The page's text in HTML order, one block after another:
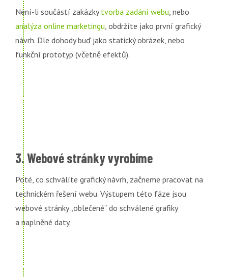
Není-li součástí zakázkytvorba zadání webu, nebo
analýza online marketingu, obdržíte jako první grafický
návrh. Dle dohody buď jako statický obrázek, nebo
funkční prototyp (včetně efektů).
3. Webové stránky vyrobíme
Poté, co schválíte grafický návrh, začneme pracovat na
technickém řešení webu. Výstupem této fáze jsou
webové stránky „oblečené“ do schválené grafiky
a naplněné daty.